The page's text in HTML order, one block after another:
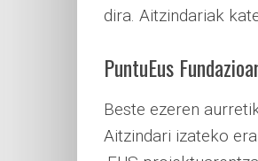
dira. Aitzindariak
PuntuEus
Beste ezeren
Aitzindari izateko